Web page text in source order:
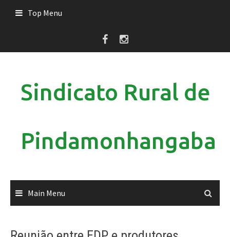
Top Menu
Sindicato Rural de
Pindamonhangaba
Main Menu